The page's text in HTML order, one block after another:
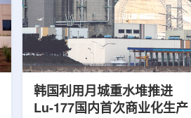
韩国利用月城重水堆推进
Lu-177国内首次商业化生产